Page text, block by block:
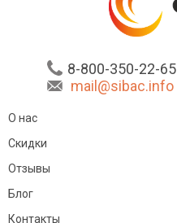
8-800-350-22-65
mail@sibac.info
О нас
Скидки
Отзывы
Блог
Контакты